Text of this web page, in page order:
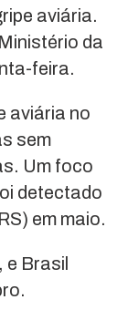
aviária.
da
feira.
aviária no
sem
Um foco
detectado
em maio.
Brasil